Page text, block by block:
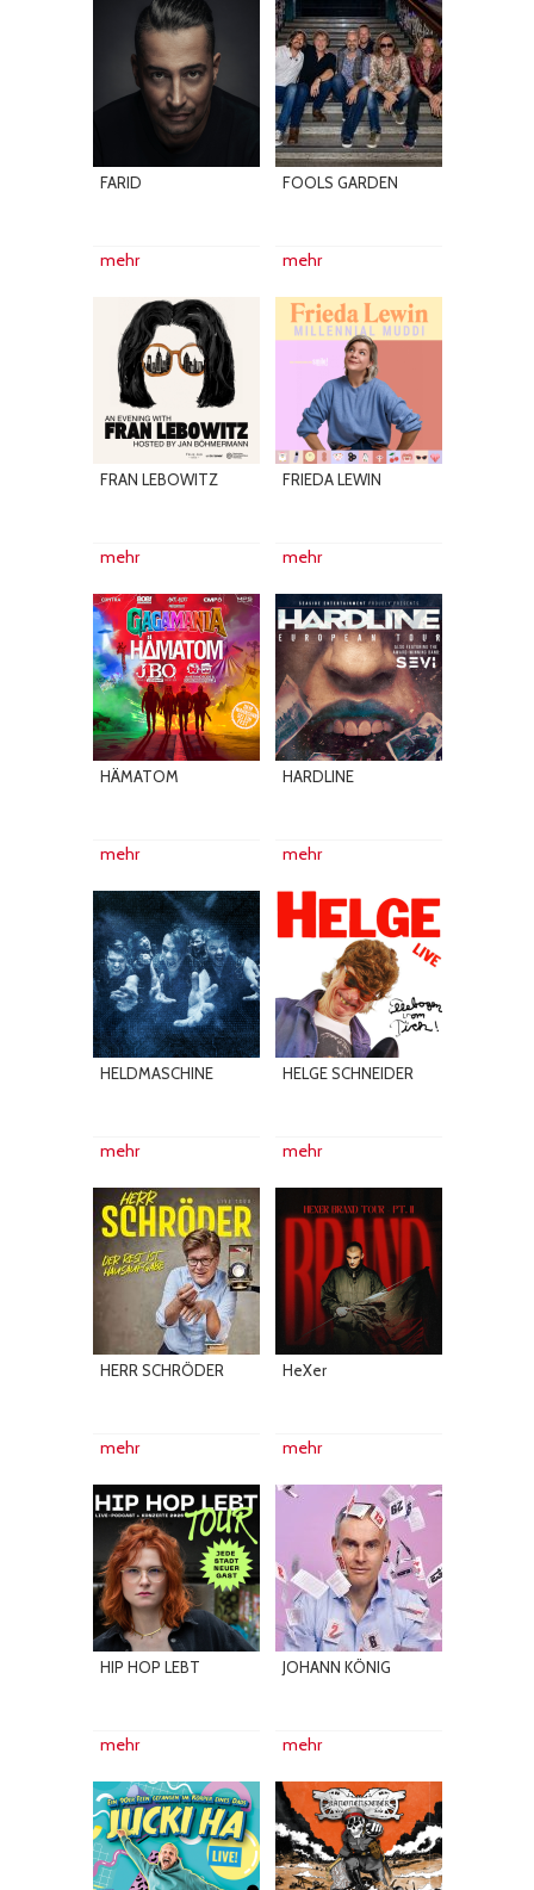
FARID
mehr
FOOLS GARDEN
mehr
FRAN LEBOWITZ
mehr
FRIEDA LEWIN
mehr
HÄMATOM
mehr
HARDLINE
mehr
HELDMASCHINE
mehr
HELGE SCHNEIDER
mehr
HERR SCHRÖDER
mehr
HeXer
mehr
HIP HOP LEBT
mehr
JOHANN KÖNIG
mehr